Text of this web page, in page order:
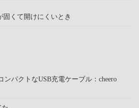
固くて開けにくいとき
ンパクトなUSB充電ケーブル：cheero